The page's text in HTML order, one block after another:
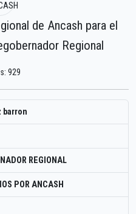
de Ancash para el
Regional
929
barron
REGIONAL
POR ANCASH